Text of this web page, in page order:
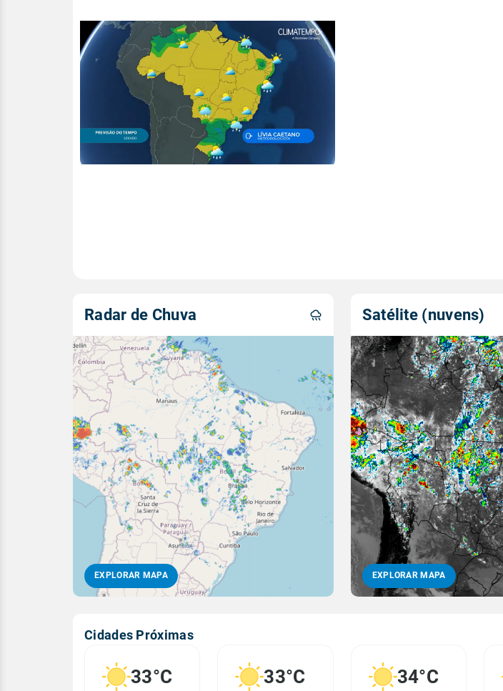
Radar de Chuva
EXPLORAR MAPA
Satélite (nuvens)
EXPLORAR MAPA
Cidades Próximas
33°C 33°C 34°C